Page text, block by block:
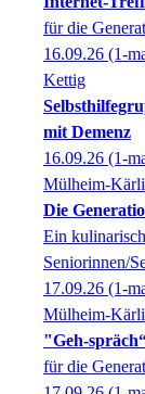
für die
16.09.26 (1-
Kettig
mit Demenz
16.09.26 (1-
Mülheim-
Die
Ein
Seniorinnen/
17.09.26 (1-
Mülheim-
"Geh-
für die